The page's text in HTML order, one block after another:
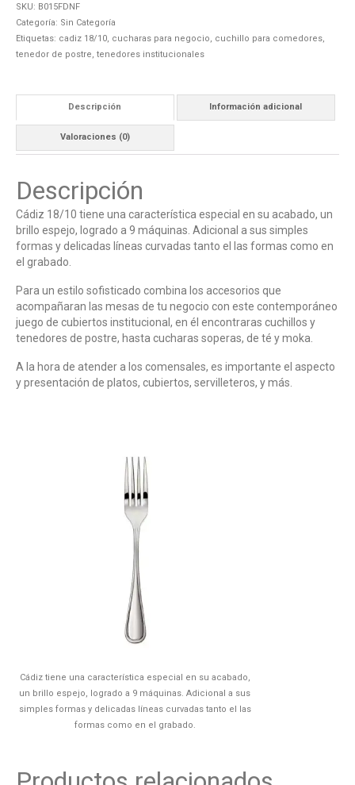
SKU: B015FDNF
Categoría: Sin Categoría
Etiquetas: cadiz 18/10, cucharas para negocio, cuchillo para comedores,
tenedor de postre, tenedores institucionales
Descripción Información adicional
Valoraciones (0)
Descripción
Cádiz 18/10 tiene una característica especial en su acabado, un
brillo espejo, logrado a 9 máquinas. Adicional a sus simples
formas y delicadas líneas curvadas tanto el las formas como en
el grabado.
Para un estilo sofisticado combina los accesorios que
acompañaran las mesas de tu negocio con este contemporáneo
juego de cubiertos institucional, en él encontraras cuchillos y
tenedores de postre, hasta cucharas soperas, de té y moka.
A la hora de atender a los comensales, es importante el aspecto
y presentación de platos, cubiertos, servilleteros, y más.
Cádiz tiene una característica especial en su acabado,
un brillo espejo, logrado a 9 máquinas. Adicional a sus
simples formas y delicadas líneas curvadas tanto el las
formas como en el grabado.